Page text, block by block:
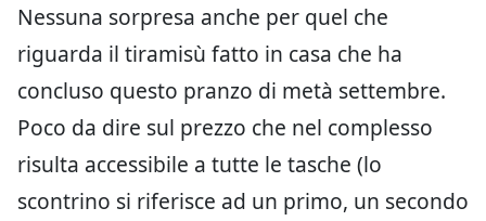
Nessuna sorpresa anche per quel che
riguarda il tiramisù fatto in casa che ha
concluso questo pranzo di metà settembre.
Poco da dire sul prezzo che nel complesso
risulta accessibile a tutte le tasche (lo
scontrino si riferisce ad un primo, un secondo